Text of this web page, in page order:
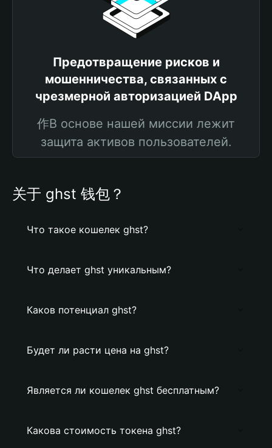
Предотвращение рисков и
мошенничества, связанных с
чрезмерной авторизацией DApp
作В основе нашей миссии лежит
защита активов пользователей.
关于 ghst 钱包？
Что такое кошелек ghst?
Что делает ghst уникальным?
Каков потенциал ghst?
Будет ли расти цена на ghst?
Является ли кошелек ghst бесплатным?
Какова стоимость токена ghst?